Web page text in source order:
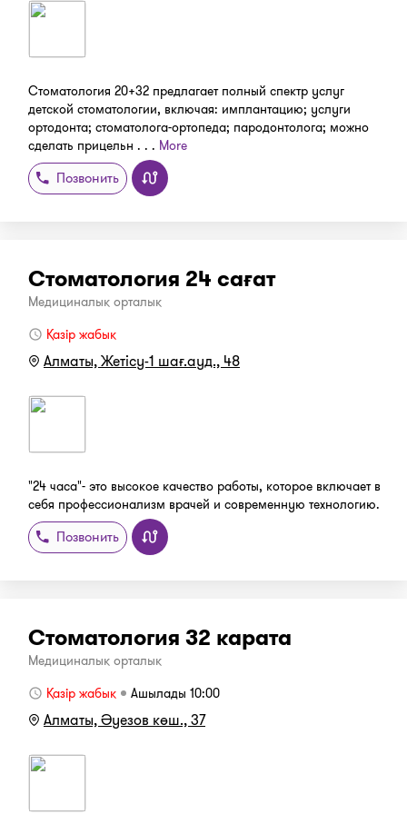
Стоматология 20+32 предлагает полный спектр услуг
детской стоматологии, включая: имплантацию; услуги
ортодонта; стоматолога-ортопеда; пародонтолога; можно
сделать прицельн . . . More
Позвонить
Стоматология 24 сағат
Медициналық орталық
Қазір жабық
Алматы, Жетісу-1 шағ.ауд., 48
"24 часа"- это высокое качество работы, которое включает в
себя профессионализм врачей и современную технологию.
Позвонить
Стоматология 32 карата
Медициналық орталық
Қазір жабық
Ашылады 10:00
Алматы, Әуезов көш., 37